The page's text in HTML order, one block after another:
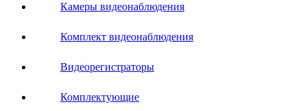
Камеры видеонаблюдения
Комплект видеонаблюдения
Видеорегистраторы
Комплектующие